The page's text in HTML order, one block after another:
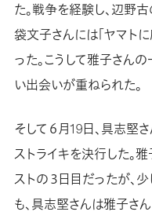
た。戦争を経験し、辺野
袋文子さんには「ヤマト
った。こうして雅子さん
い出会いが重ねられた。
そして６月19日、具志堅
ストライキを決行した。
ストの３日目だったが、
も、具志堅さんは雅子さ